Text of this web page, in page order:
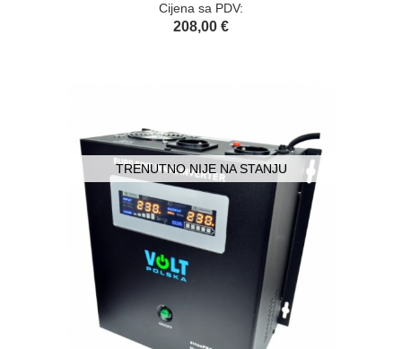
Cijena sa PDV:
208,00 €
TRENUTNO NIJE NA STANJU